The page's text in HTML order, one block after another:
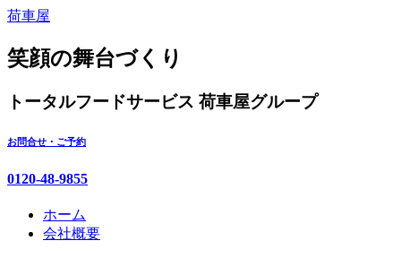
コ
テ
ン
本
へ
キ
荷車屋
笑顔の舞台づくり
トータルフードサービス 荷車屋グループ
お問合せ・ご予約
0120-48-9855
ホーム
会社概要